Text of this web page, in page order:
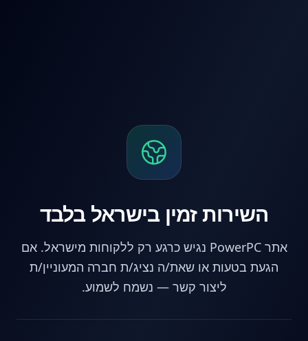
השירות זמין בישראל בלבד
אתר PowerPC נגיש כרגע רק ללקוחות מישראל. אם
הגעת בטעות או שאת/ה נציג/ת חברה המעוניין/ת
ליצור קשר — נשמח לשמוע.